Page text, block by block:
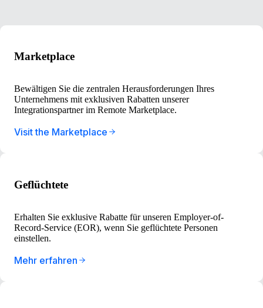
Marketplace
Bewältigen Sie die zentralen Herausforderungen Ihres
Unternehmens mit exklusiven Rabatten unserer
Integrationspartner im Remote Marketplace.
Visit the Marketplace
Geflüchtete
Erhalten Sie exklusive Rabatte für unseren Employer-of-
Record-Service (EOR), wenn Sie geflüchtete Personen
einstellen.
Mehr erfahren